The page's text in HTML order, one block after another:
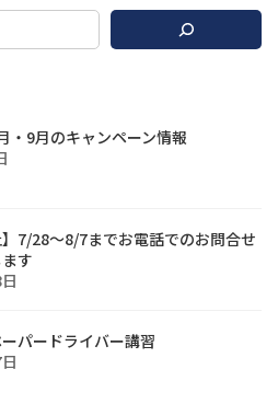
・9月のキャンペーン情報
】7/28〜8/7までお電話でのお問合せ
す
ーパードライバー講習